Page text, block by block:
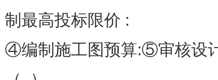
制最高投标限价 :
④编制施工图预算:⑤审核设